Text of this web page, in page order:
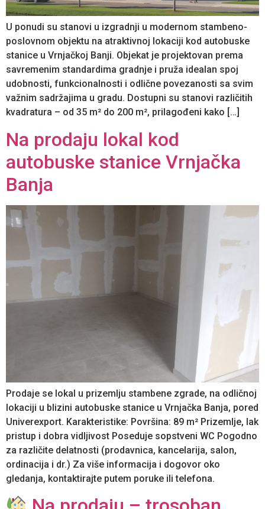
U ponudi su stanovi u izgradnji u modernom stambeno-
poslovnom objektu na atraktivnoj lokaciji kod autobuske
stanice u Vrnjačkoj Banji. Objekat je projektovan prema
savremenim standardima gradnje i pruža idealan spoj
udobnosti, funkcionalnosti i odlične povezanosti sa svim
važnim sadržajima u gradu. Dostupni su stanovi različitih
kvadratura – od 35 m² do 200 m², prilagođeni kako […]
Na prodaju lokal kod
autobuske stanice Vrnjačka
Banja
Prodaje se lokal u prizemlju stambene zgrade, na odličnoj
lokaciji u blizini autobuske stanice u Vrnjačka Banja, pored
Univerexport. Karakteristike: Površina: 89 m² Prizemlje, lak
pristup i dobra vidljivost Poseduje sopstveni WC Pogodno
za različite delatnosti (prodavnica, kancelarija, salon,
ordinacija i dr.) Za više informacija i dogovor oko
gledanja, kontaktirajte putem poruke ili telefona.